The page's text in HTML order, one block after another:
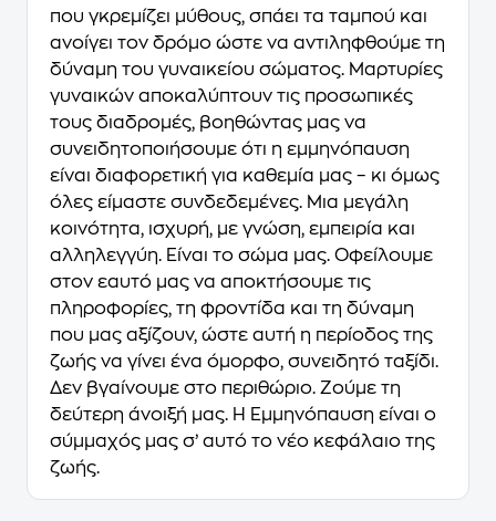
που γκρεμίζει μύθους, σπάει τα ταμπού και
ανοίγει τον δρόμο ώστε να αντιληφθούμε τη
δύναμη του γυναικείου σώματος. Μαρτυρίες
γυναικών αποκαλύπτουν τις προσωπικές
τους διαδρομές, βοηθώντας μας να
συνειδητοποιήσουμε ότι η εμμηνόπαυση
είναι διαφορετική για καθεμία μας – κι όμως
όλες είμαστε συνδεδεμένες. Μια μεγάλη
κοινότητα, ισχυρή, με γνώση, εμπειρία και
αλληλεγγύη. Είναι το σώμα μας. Οφείλουμε
στον εαυτό μας να αποκτήσουμε τις
πληροφορίες, τη φροντίδα και τη δύναμη
που μας αξίζουν, ώστε αυτή η περίοδος της
ζωής να γίνει ένα όμορφο, συνειδητό ταξίδι.
Δεν βγαίνουμε στο περιθώριο. Ζούμε τη
δεύτερη άνοιξή μας. Η Εμμηνόπαυση είναι ο
σύμμαχός μας σ’ αυτό το νέο κεφάλαιο της
ζωής.